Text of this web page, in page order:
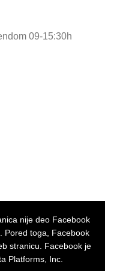
09-15:30h
nije deo Facebook
Pored toga, Facebook
stranicu. Facebook je
Platforms, Inc.